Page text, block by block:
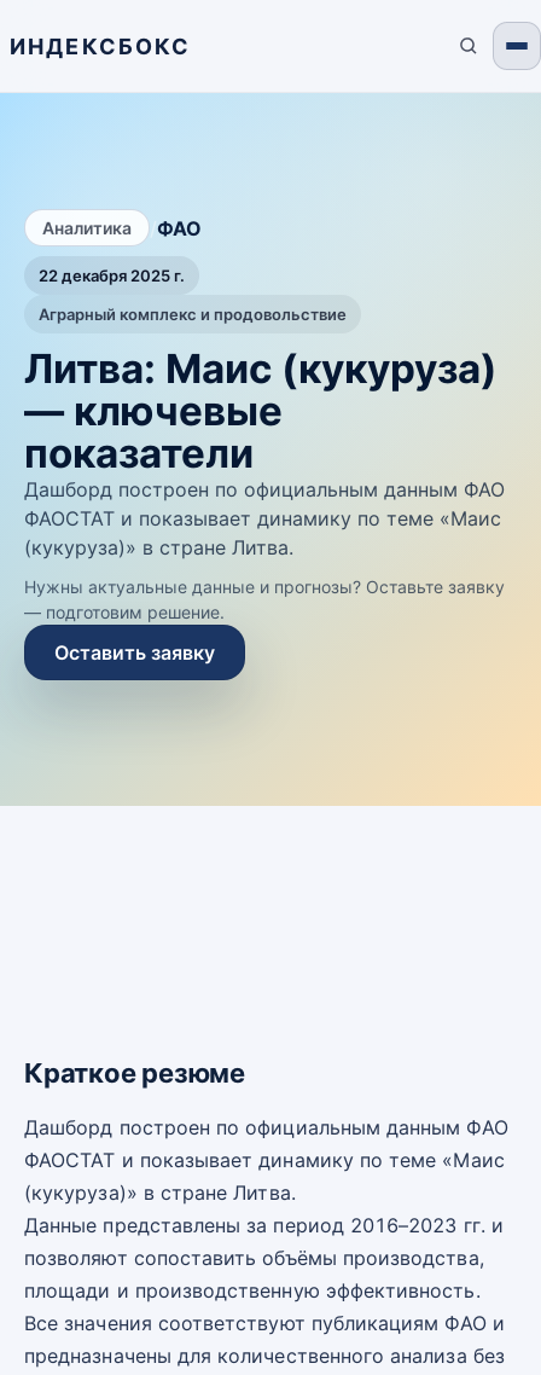
ИНДЕКСБОКС
Аналитика ФАО
22 декабря 2025 г.
Аграрный комплекс и продовольствие
Литва: Маис (кукуруза)
— ключевые
показатели
Дашборд построен по официальным данным ФАО
ФАОСТАТ и показывает динамику по теме «Маис
(кукуруза)» в стране Литва.
Нужны актуальные данные и прогнозы? Оставьте заявку
— подготовим решение.
Оставить заявку
Краткое резюме
Дашборд построен по официальным данным ФАО
ФАОСТАТ и показывает динамику по теме «Маис
(кукуруза)» в стране Литва.
Данные представлены за период 2016–2023 гг. и
позволяют сопоставить объёмы производства,
площади и производственную эффективность.
Все значения соответствуют публикациям ФАО и
предназначены для количественного анализа без